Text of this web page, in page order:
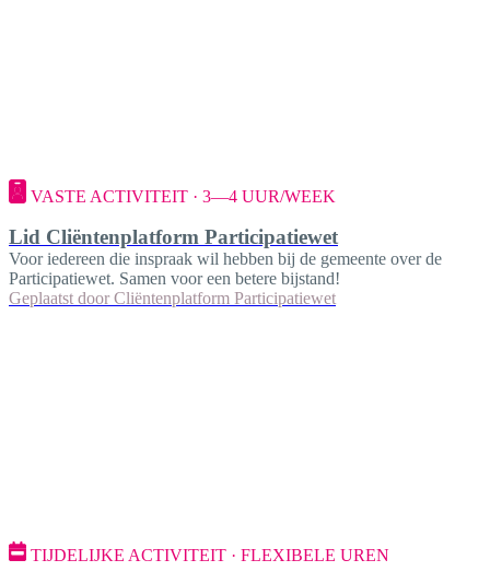
VASTE ACTIVITEIT · 3—4 UUR/WEEK
Lid Cliëntenplatform Participatiewet
Voor iedereen die inspraak wil hebben bij de gemeente over de
Participatiewet. Samen voor een betere bijstand!
Geplaatst door Cliëntenplatform Participatiewet
TIJDELIJKE ACTIVITEIT · FLEXIBELE UREN